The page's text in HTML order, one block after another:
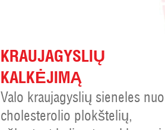
KRAUJAGYSLIŲ
KALKĖJIMĄ
Valo kraujagyslių sieneles nuo
cholesterolio plokštelių,